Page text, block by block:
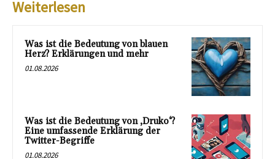
Weiterlesen
Was ist die Bedeutung von blauen
Herz? Erklärungen und mehr
01.08.2026
Was ist die Bedeutung von ‚Druko‘?
Eine umfassende Erklärung der
Twitter-Begriffe
01.08.2026